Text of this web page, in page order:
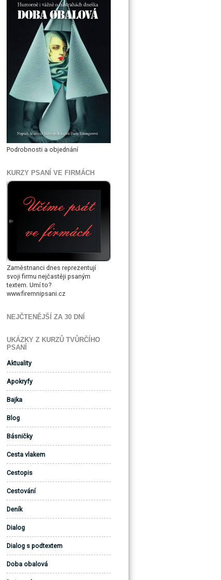
Podrobnosti a objednání
KURZY PSANÍ VE FIRMÁCH
Zaměstnanci dnes reprezentují
svoji firmu nejčastěji psaným
textem. Umí to?
www.firemnipsani.cz
NEJČTENĚJŠÍ ZA 30 DNÍ
UKÁZKY Z KURZŮ TVŮRČÍHO
PSANÍ
Aktuality
Apokryfy
Bajka
Blog
Básničky
Cesta vlakem
Cestopis
Cestování
Deník
Dialog
Dialog s podtextem
Doba obalová